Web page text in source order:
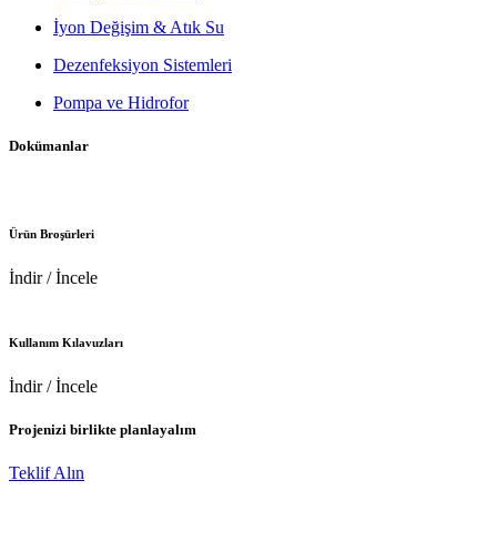
İyon Değişim & Atık Su
Dezenfeksiyon Sistemleri
Pompa ve Hidrofor
Dokümanlar
Ürün Broşürleri
İndir / İncele
Kullanım Kılavuzları
İndir / İncele
Projenizi birlikte planlayalım
Teklif Alın